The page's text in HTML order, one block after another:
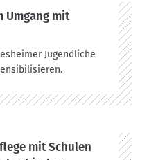
Umgang mit
Jugendliche
mit Schulen